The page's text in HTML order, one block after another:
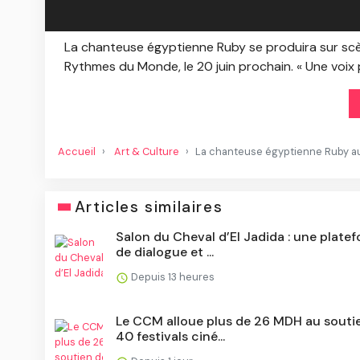
La chanteuse égyptienne Ruby se produira sur
Rythmes du Monde, le 20 juin prochain. « Une
Accueil Art & Culture La chanteuse égyptienne Ruby
Articles similaires
Salon du Cheval d’El Jadida : une
de dialogue et ...
Depuis 13 heures
Le CCM alloue plus de 26 MDH au
40 festivals ciné...